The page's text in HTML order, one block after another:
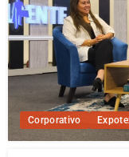
Corporativo